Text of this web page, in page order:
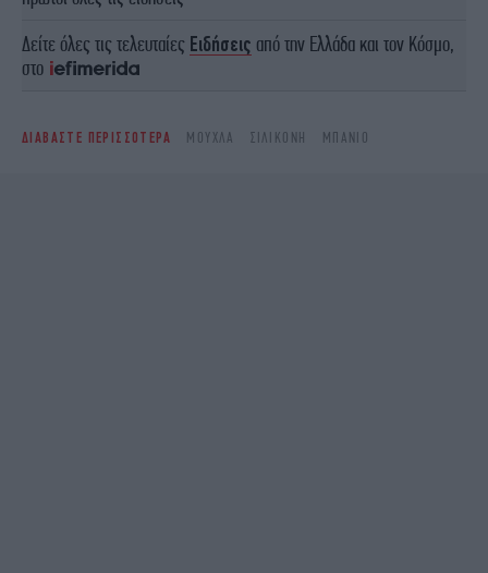
Δείτε όλες τις τελευταίες Ειδήσεις από την Ελλάδα και τον Κόσμο,
στο
ΔΙΑΒΑΣΤΕ ΠΕΡΙΣΣΟΤΕΡΑ ΜΟΎΧΛΑ ΣΙΛΙΚΌΝΗ ΜΠΆΝΙΟ